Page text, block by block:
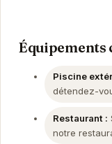
Équipements
Piscine
détendez-
Restaurant :
notre